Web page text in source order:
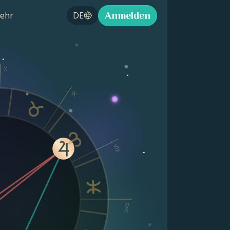
DE Anmelden
Dsc
VIII
IX
X